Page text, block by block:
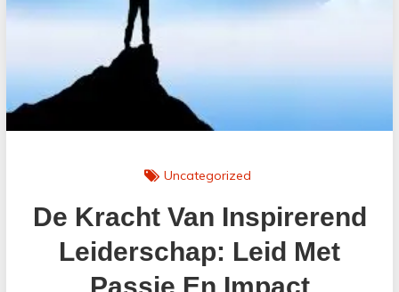
en
Professionele
Groei
Uncategorized
De Kracht Van Inspirerend
Leiderschap: Leid Met
Passie En Impact